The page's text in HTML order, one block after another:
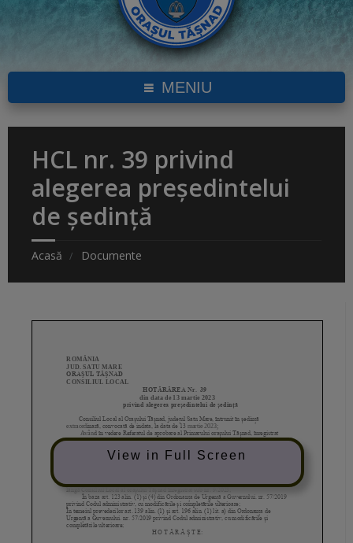
MENIU
HCL nr. 39 privind
alegerea președintelui
de ședință
Acasă Documente
View in Full Screen